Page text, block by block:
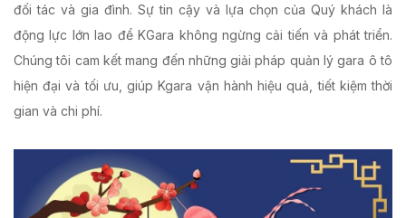
đối tác và gia đình. Sự tin cậy và lựa chọn của Quý khách là
động lực lớn lao để KGara không ngừng cải tiến và phát triển.
Chúng tôi cam kết mang đến những giải pháp quản lý gara ô tô
hiện đại và tối ưu, giúp Kgara vận hành hiệu quả, tiết kiệm thời
gian và chi phí.